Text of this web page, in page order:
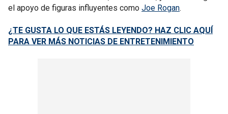
el apoyo de figuras influyentes como Joe Rogan.
¿TE GUSTA LO QUE ESTÁS LEYENDO? HAZ CLIC AQUÍ
PARA VER MÁS NOTICIAS DE ENTRETENIMIENTO